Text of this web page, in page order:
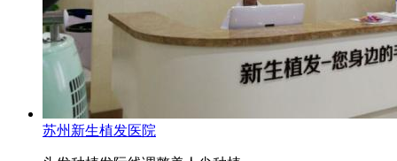
苏州新生植发医院